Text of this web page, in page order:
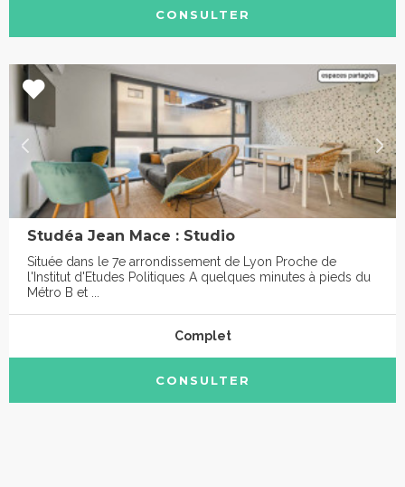
CONSULTER
Studéa Jean Mace : Studio
Située dans le 7e arrondissement de Lyon Proche de
l'Institut d'Etudes Politiques A quelques minutes à pieds du
Métro B et ...
Complet
CONSULTER